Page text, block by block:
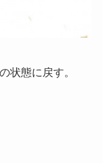
状態に戻す。